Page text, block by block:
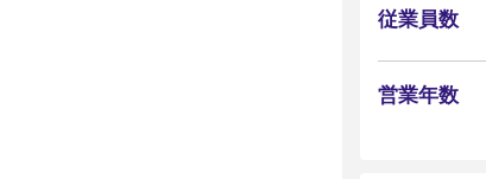
従業員数
営業年数